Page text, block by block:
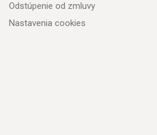
Odstúpenie od zmluvy
Nastavenia cookies